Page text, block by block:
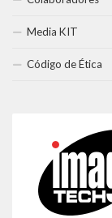
Media KIT
Código de Ética